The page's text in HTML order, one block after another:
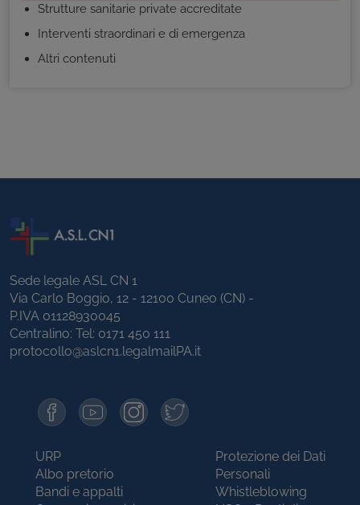
Strutture sanitarie private accreditate
Interventi straordinari e di emergenza
Altri contenuti
Sede legale ASL CN 1
Via Carlo Boggio, 12 - 12100 Cuneo (CN) -
P.IVA 01128930045
Centralino: Tel: 0171 450 111
protocollo@aslcn1.legalmailPA.it
URP
Albo pretorio
Bandi e appalti
Protezione dei Dati
Personali
Whistleblowing